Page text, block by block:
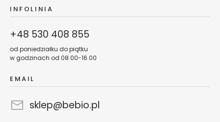
s
k
d
o
c
a
ł
INFOLINIA
+48 530 408 855
od poniedziałku do piątku
w godzinach od 08.00-16.00
EMAIL
sklep@bebio.pl